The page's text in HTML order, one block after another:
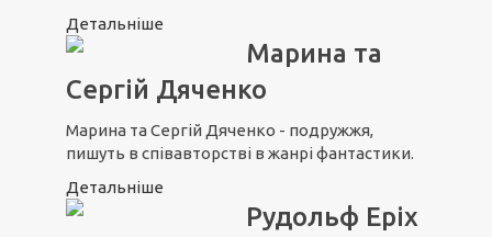
Детальніше
Марина та
Сергій Дяченко
Марина та Сергій Дяченко - подружжя,
пишуть в співавторстві в жанрі фантастики.
Детальніше
Рудольф Еріх